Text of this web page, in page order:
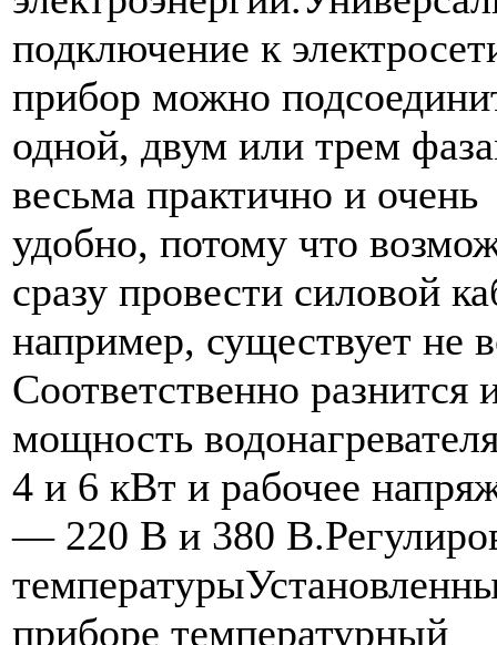
подключение к
прибор можно
одной, двум или трем
весьма практично и очень
удобно, потому что
сразу провести силовой
например, существует не
Соответственно разнится
мощность
4 и 6 кВт и рабочее
— 220 В и 380
приборе температурный